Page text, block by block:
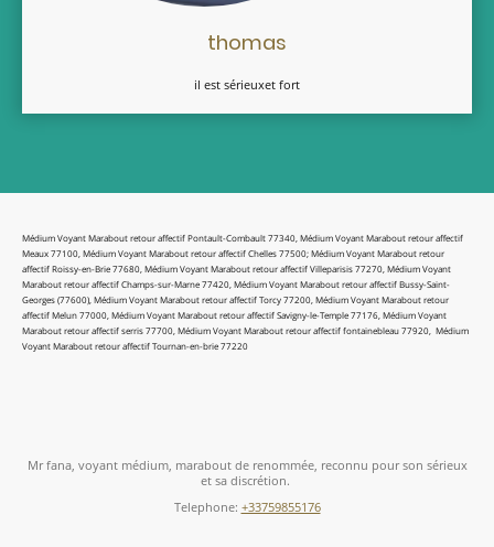
thomas
il est sérieuxet fort
Médium Voyant Marabout retour affectif Pontault-Combault 77340, Médium Voyant Marabout retour affectif
Meaux 77100, Médium Voyant Marabout retour affectif Chelles 77500; Médium Voyant Marabout retour
affectif Roissy-en-Brie 77680, Médium Voyant Marabout retour affectif Villeparisis 77270, Médium Voyant
Marabout retour affectif Champs-sur-Marne 77420, Médium Voyant Marabout retour affectif Bussy-Saint-
Georges (77600), Médium Voyant Marabout retour affectif Torcy 77200, Médium Voyant Marabout retour
affectif Melun 77000, Médium Voyant Marabout retour affectif Savigny-le-Temple 77176, Médium Voyant
Marabout retour affectif serris 77700, Médium Voyant Marabout retour affectif fontainebleau 77920, Médium
Voyant Marabout retour affectif Tournan-en-brie 77220
Mr fana, voyant médium, marabout de renommée, reconnu pour son sérieux
et sa discrétion.
Telephone: +33759855176